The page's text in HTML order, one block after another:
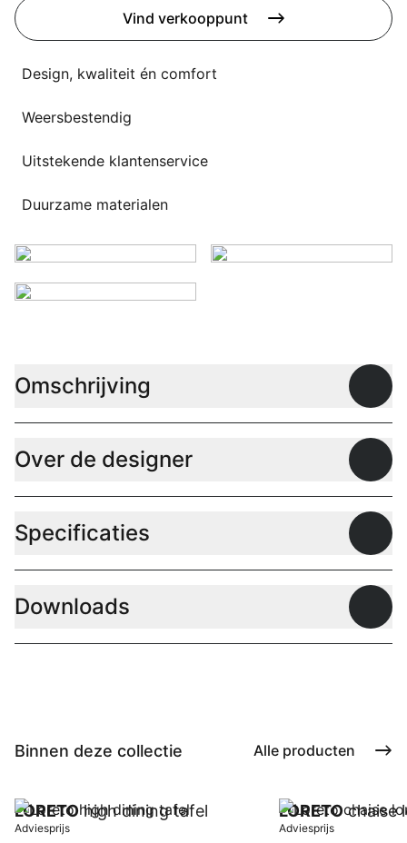
Flagship stores
Contact
Werken bij
Over ons
Taalkeuze
Vind verkooppunt
Design, kwaliteit én comfort
Weersbestendig
Uitstekende klantenservice
Duurzame materialen
Omschrijving
Over de designer
Specificaties
Downloads
Binnen deze collectie Alle producten
LORETOhigh dining tafel
Adviesprijs
LORETOchaise
Adviesprijs